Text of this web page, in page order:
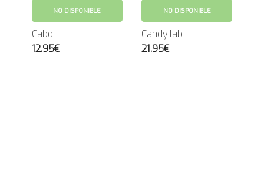
NO DISPONIBLE
Cabo
12.95€
NO DISPONIBLE
Candy lab
21.95€